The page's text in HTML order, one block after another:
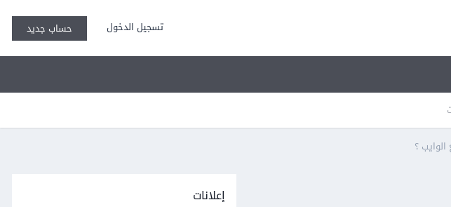
تسجيل الدخول حساب جديد
إعلانات